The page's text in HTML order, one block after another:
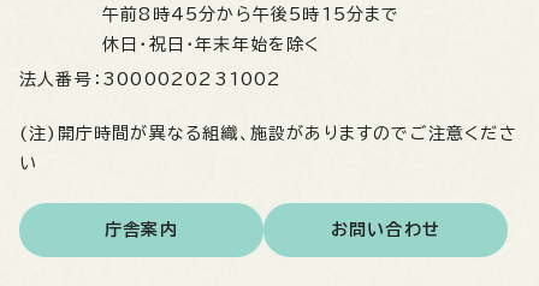
午前8時45分から午後5時15分まで
休日・祝日・年末年始を除く
法人番号： 3000020231002
(注)開庁時間が異なる組織、施設がありますのでご注意くださ
い
庁舎案内 お問い合わせ